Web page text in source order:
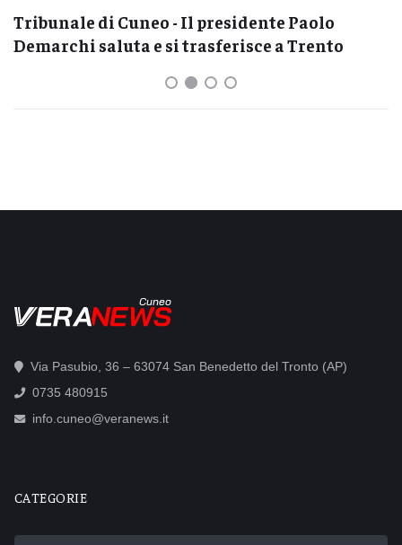
ASL CN1 approva la Relazione sulla
Performance 2024
Cuneo
Via Pasubio, 36 – 63074 San Benedetto del Tronto (AP)
0735 480915
info.cuneo@veranews.it
CATEGORIE